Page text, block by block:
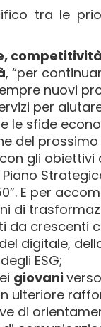
tra le
, “per
nuovi
per
le sfide
del
gli
E per
di
da crescenti
digitale,
ESG;
giovani
ulteriore
di